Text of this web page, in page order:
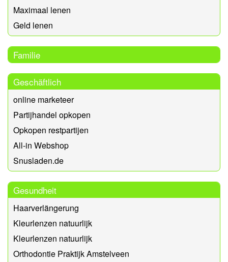
Maximaal lenen
Geld lenen
Familie
Geschäftlich
online marketeer
Partijhandel opkopen
Opkopen restpartijen
All-in Webshop
Snusladen.de
Gesundheit
Haarverlängerung
Kleurlenzen natuurlijk
Kleurlenzen natuurlijk
Orthodontie Praktijk Amstelveen